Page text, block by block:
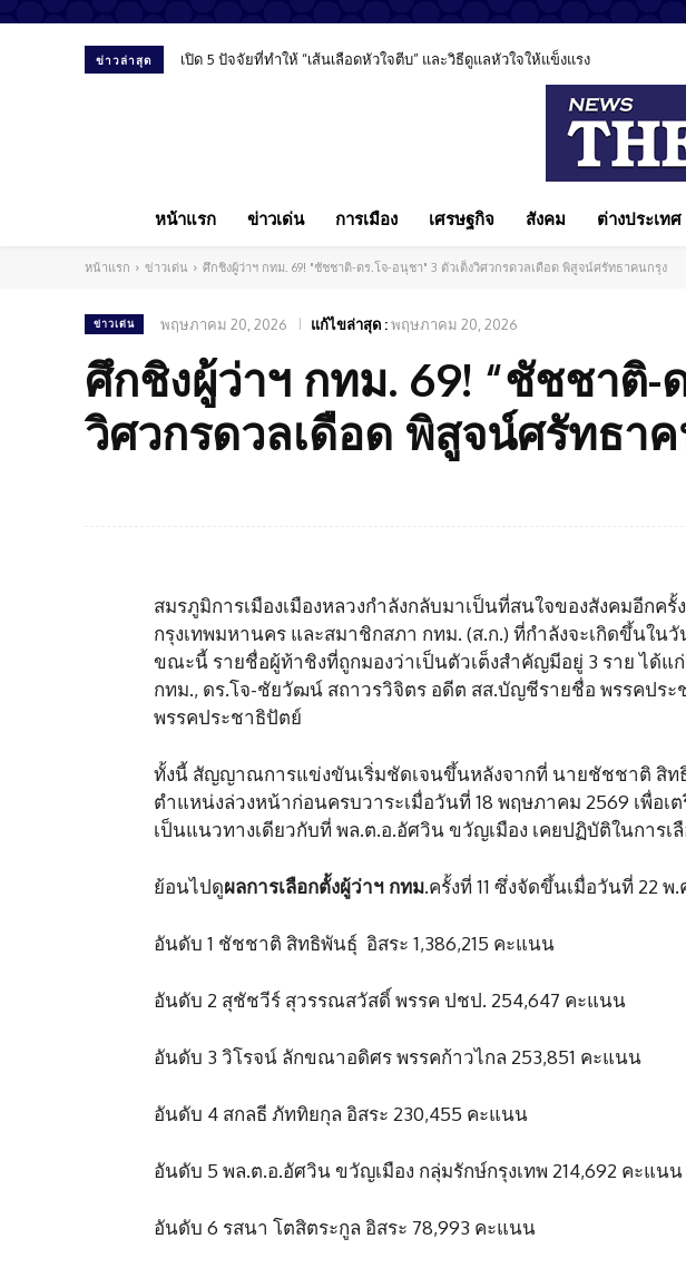
ข่าวล่าสุด เปิด 5 ปัจจัยที่ทำให้ “เส้นเลือดหัวใจตีบ” และวิธีดูแลหัวใจให้แข็งแรง
“พงศ์พรหม ยามะรัต” มองสื่อ-การศึกษา-โซเชียล มีส่วนทำลายสังคมไทย ชวนทุกฝ่
หน้าแรก ข่าวเด่น การเมือง เศรษฐกิจ สังคม ต่างประเทศ
หน้าแรก ข่าวเด่น ศึกชิงผู้ว่าฯ กทม. 69! "ชัชชาติ-ดร.โจ-อนุชา" 3 ตัวเต็งวิศวกรดวลเดือด พิสูจน์ศรัทธาคนกรุง
ข่าวเด่น พฤษภาคม 20, 2026 แก้ไขล่าสุด :พฤษภาคม 20, 2026
ศึกชิงผู้ว่าฯ กทม. 69! “ชัชชาติ-
วิศวกรดวลเดือด พิสูจน์ศรัทธา
สมรภูมิการเมืองเมืองหลวงกำลังกลับมาเป็นที่สนใจของสังคมอีกครั้
กรุงเทพมหานคร และสมาชิกสภา กทม. (ส.ก.) ที่กำลังจะเกิดขึ้นใน
ขณะนี้ รายชื่อผู้ท้าชิงที่ถูกมองว่าเป็นตัวเต็งสำคัญมีอยู่ 3 ราย ได้
กทม., ดร.โจ-ชัยวัฒน์ สถาวรวิจิตร อดีต สส.บัญชีรายชื่อ พรรคปร
พรรคประชาธิปัตย์
ทั้งนี้ สัญญาณการแข่งขันเริ่มชัดเจนขึ้นหลังจากที่ นายชัชชาติ สิท
ตำแหน่งล่วงหน้าก่อนครบวาระเมื่อวันที่ 18 พฤษภาคม 2569 เพื่อเ
เป็นแนวทางเดียวกับที่ พล.ต.อ.อัศวิน ขวัญเมือง เคยปฏิบัติในการเ
ย้อนไปดูผลการเลือกตั้งผู้ว่าฯ กทม.ครั้งที่ 11 ซึ่งจัดขึ้นเมื่อวันที่ 22 พ.
อันดับ 1 ชัชชาติ สิทธิพันธุ์ อิสระ 1,386,215 คะแนน
อันดับ 2 สุชัชวีร์ สุวรรณสวัสดิ์ พรรค ปชป. 254,647 คะแนน
อันดับ 3 วิโรจน์ ลักขณาอดิศร พรรคก้าวไกล 253,851 คะแนน
อันดับ 4 สกลธี ภัททิยกุล อิสระ 230,455 คะแนน
อันดับ 5 พล.ต.อ.อัศวิน ขวัญเมือง กลุ่มรักษ์กรุงเทพ 214,692 คะแนน
อันดับ 6 รสนา โตสิตระกูล อิสระ 78,993 คะแนน